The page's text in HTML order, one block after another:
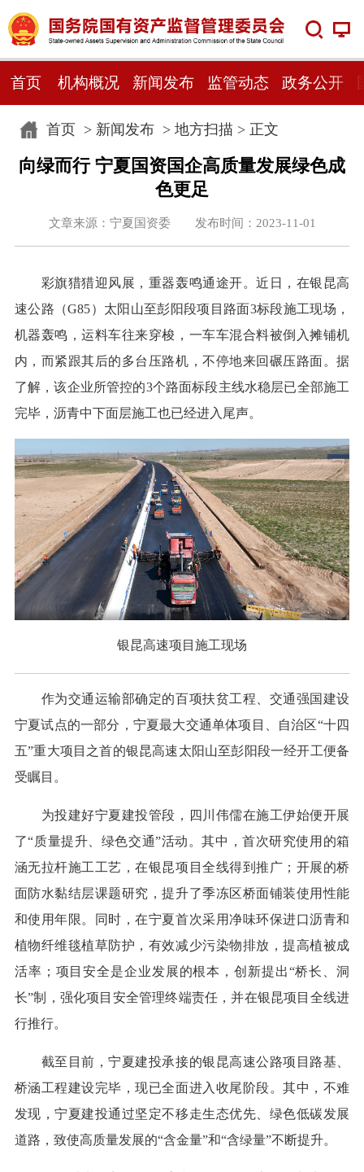
首页 机构概况 新闻发布 监管动态 政务公开
首页> 新闻发布> 地方扫描 > 正文
向绿而行 宁夏国资国企高质量发展绿色成
色更足
文章来源：宁夏国资委 发布时间：2023-11-01
彩旗猎猎迎风展，重器轰鸣通途开。近日，在银昆高
速公路（G85）太阳山至彭阳段项目路面3标段施工现场，
机器轰鸣，运料车往来穿梭，一车车混合料被倒入摊铺机
内，而紧跟其后的多台压路机，不停地来回碾压路面。据
了解，该企业所管控的3个路面标段主线水稳层已全部施工
完毕，沥青中下面层施工也已经进入尾声。
银昆高速项目施工现场
作为交通运输部确定的百项扶贫工程、交通强国建设
宁夏试点的一部分，宁夏最大交通单体项目、自治区“十四
五”重大项目之首的银昆高速太阳山至彭阳段一经开工便备
受瞩目。
为投建好宁夏建投管段，四川伟儒在施工伊始便开展
了“质量提升、绿色交通”活动。其中，首次研究使用的箱
涵无拉杆施工工艺，在银昆项目全线得到推广；开展的桥
面防水黏结层课题研究，提升了季冻区桥面铺装使用性能
和使用年限。同时，在宁夏首次采用净味环保进口沥青和
植物纤维毯植草防护，有效减少污染物排放，提高植被成
活率；项目安全是企业发展的根本，创新提出“桥长、洞
长”制，强化项目安全管理终端责任，并在银昆项目全线进
行推行。
截至目前，宁夏建投承接的银昆高速公路项目路基、
桥涵工程建设完毕，现已全面进入收尾阶段。其中，不难
发现，宁夏建投通过坚定不移走生态优先、绿色低碳发展
道路，致使高质量发展的“含金量”和“含绿量”不断提升。